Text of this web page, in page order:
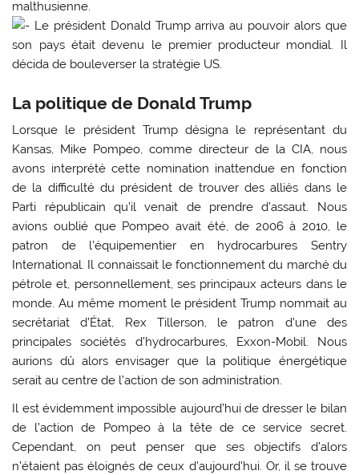
malthusienne.
Le président Donald Trump arriva au pouvoir alors que
son pays était devenu le premier producteur mondial. Il
décida de bouleverser la stratégie US.
La politique de Donald Trump
Lorsque le président Trump désigna le représentant du
Kansas, Mike Pompeo, comme directeur de la CIA, nous
avons interprété cette nomination inattendue en fonction
de la difficulté du président de trouver des alliés dans le
Parti républicain qu’il venait de prendre d’assaut. Nous
avions oublié que Pompeo avait été, de 2006 à 2010, le
patron de l’équipementier en hydrocarbures Sentry
International. Il connaissait le fonctionnement du marché du
pétrole et, personnellement, ses principaux acteurs dans le
monde. Au même moment le président Trump nommait au
secrétariat d’État, Rex Tillerson, le patron d’une des
principales sociétés d’hydrocarbures, Exxon-Mobil. Nous
aurions dû alors envisager que la politique énergétique
serait au centre de l’action de son administration.
Il est évidemment impossible aujourd’hui de dresser le bilan
de l’action de Pompeo à la tête de ce service secret.
Cependant, on peut penser que ses objectifs d’alors
n’étaient pas éloignés de ceux d’aujourd’hui. Or, il se trouve